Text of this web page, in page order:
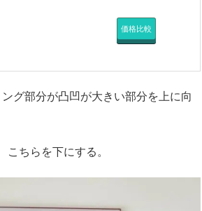
価格比較
グ部分が凸凹が大きい部分を上に向
こちらを下にする。